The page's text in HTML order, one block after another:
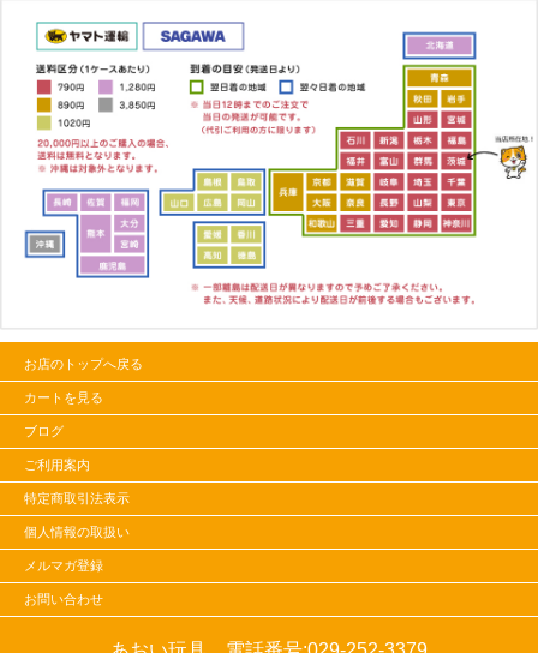
お店のトップへ戻る
カートを見る
ブログ
ご利用案内
特定商取引法表示
個人情報の取扱い
メルマガ登録
お問い合わせ